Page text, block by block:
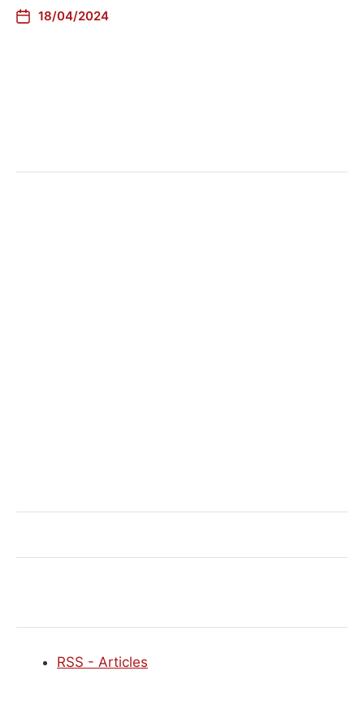
18/04/2024
RSS - Articles